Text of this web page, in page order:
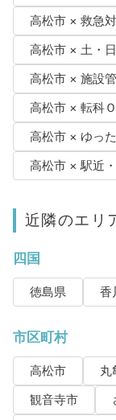
高松市 × 救急
高松市 × 土・
高松市 × 施設
高松市 × 転科
高松市 × ゆっ
高松市 × 駅近
近隣のエリ
四国
徳島県 香
市区町村
高松市 丸
観音寺市